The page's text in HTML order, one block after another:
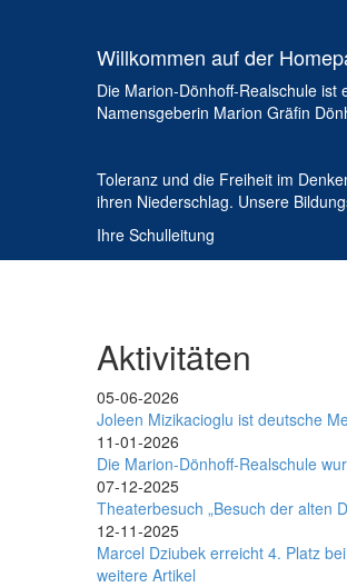
Willkommen auf der
Die Marion-Dönhoff-Realschule
Namensgeberin Marion Gräfin
Toleranz und die Freiheit im
ihren Niederschlag. Unsere
Ihre Schulleitung
Aktivitäten
05-06-2026
Joleen Mizikacioglu ist deutsche
11-01-2026
Die Marion-Dönhoff-Realschule
07-12-2025
Theaterbesuch „Besuch der alten
12-11-2025
Marcel Dziubek erreicht 4. Platz
weitere Artikel